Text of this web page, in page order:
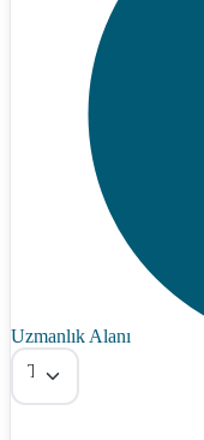
Uzmanlık Alanı
Tümü